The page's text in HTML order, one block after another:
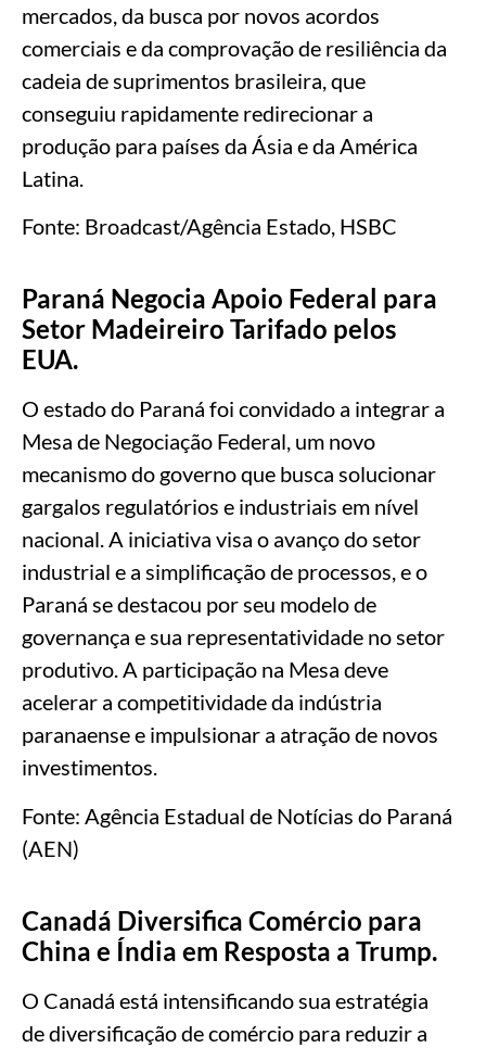
mercados, da busca por novos acordos
comerciais e da comprovação de resiliência da
cadeia de suprimentos brasileira, que
conseguiu rapidamente redirecionar a
produção para países da Ásia e da América
Latina.
Fonte: Broadcast/Agência Estado, HSBC
Paraná Negocia Apoio Federal para
Setor Madeireiro Tarifado pelos
EUA.
O estado do Paraná foi convidado a integrar a
Mesa de Negociação Federal, um novo
mecanismo do governo que busca solucionar
gargalos regulatórios e industriais em nível
nacional. A iniciativa visa o avanço do setor
industrial e a simplificação de processos, e o
Paraná se destacou por seu modelo de
governança e sua representatividade no setor
produtivo. A participação na Mesa deve
acelerar a competitividade da indústria
paranaense e impulsionar a atração de novos
investimentos.
Fonte: Agência Estadual de Notícias do Paraná
(AEN)
Canadá Diversifica Comércio para
China e Índia em Resposta a Trump.
O Canadá está intensificando sua estratégia
de diversificação de comércio para reduzir a